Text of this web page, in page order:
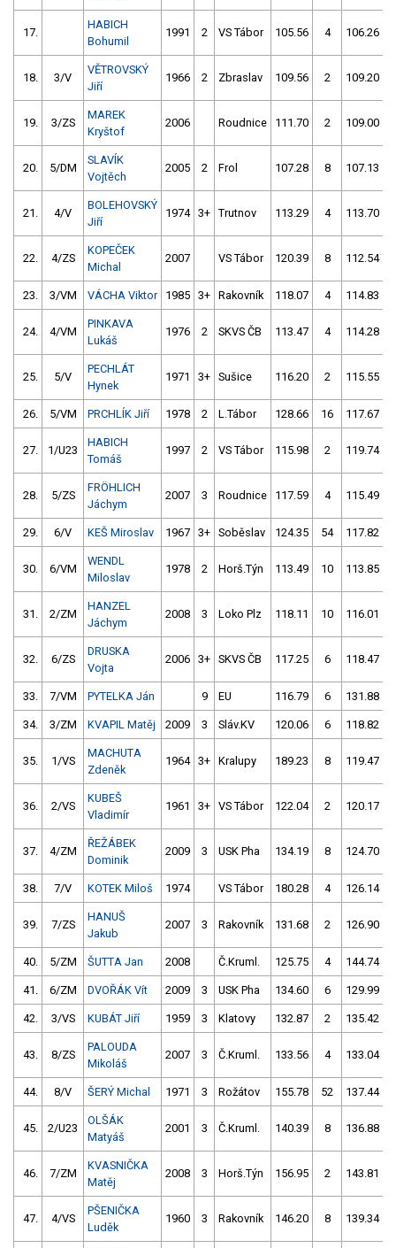
17.
HABICH
Bohumil
1991 2 VS Tábor 105.56 4 106.26
18. 3/V
VĚTROVSKÝ
Jiří
1966 2 Zbraslav 109.56 2 109.20
19. 3/ZS
MAREK
Kryštof
2006 Roudnice 111.70 2 109.00
20. 5/DM
SLAVÍK
Vojtěch
2005 2 Frol 107.28 8 107.13
21. 4/V
BOLEHOVSKÝ
Jiří
1974 3+ Trutnov 113.29 4 113.70
22. 4/ZS
KOPEČEK
Michal
2007 VS Tábor 120.39 8 112.54
23. 3/VM VÁCHA Viktor 1985 3+ Rakovník 118.07 4 114.83
24. 4/VM
PINKAVA
Lukáš
1976 2 SKVS ČB 113.47 4 114.28
25. 5/V
PECHLÁT
Hynek
1971 3+ Sušice 116.20 2 115.55
26. 5/VM PRCHLÍK Jiří 1978 2 L.Tábor 128.66 16 117.67
27. 1/U23
HABICH
Tomáš
1997 2 VS Tábor 115.98 2 119.74
28. 5/ZS
FRÖHLICH
Jáchym
2007 3 Roudnice 117.59 4 115.49
29. 6/V KEŠ Miroslav 1967 3+ Soběslav 124.35 54 117.82
30. 6/VM
WENDL
Miloslav
1978 2 Horš.Týn 113.49 10 113.85
31. 2/ZM
HANZEL
Jáchym
2008 3 Loko Plz 118.11 10 116.01
32. 6/ZS
DRUSKA
Vojta
2006 3+ SKVS ČB 117.25 6 118.47
33. 7/VM PYTELKA Ján 9 EU 116.79 6 131.88
34. 3/ZM KVAPIL Matěj 2009 3 Sláv.KV 120.06 6 118.82
35. 1/VS
MACHUTA
Zdeněk
1964 3+ Kralupy 189.23 8 119.47
36. 2/VS
KUBEŠ
Vladimír
1961 3+ VS Tábor 122.04 2 120.17
37. 4/ZM
ŘEŽÁBEK
Dominik
2009 3 USK Pha 134.19 8 124.70
38. 7/V KOTEK Miloš 1974 VS Tábor 180.28 4 126.14
39. 7/ZS
HANUŠ
Jakub
2007 3 Rakovník 131.68 2 126.90
40. 5/ZM ŠUTTA Jan 2008 Č.Kruml. 125.75 4 144.74
41. 6/ZM DVOŘÁK Vít 2009 3 USK Pha 134.60 6 129.99
42. 3/VS KUBÁT Jiří 1959 3 Klatovy 132.87 2 135.42
43. 8/ZS
PALOUDA
Mikoláš
2007 3 Č.Kruml. 133.56 4 133.04
44. 8/V ŠERÝ Michal 1971 3 Rožátov 155.78 52 137.44
45. 2/U23
OLŠÁK
Matyáš
2001 3 Č.Kruml. 140.39 8 136.88
46. 7/ZM
KVASNIČKA
Matěj
2008 3 Horš.Týn 156.95 2 143.81
47. 4/VS
PŠENIČKA
Luděk
1960 3 Rakovník 146.20 8 139.34